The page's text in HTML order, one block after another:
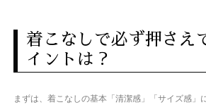
着こなしで必ず押さえ
イントは？
まずは、着こなしの基本「清潔感」「サイズ感」